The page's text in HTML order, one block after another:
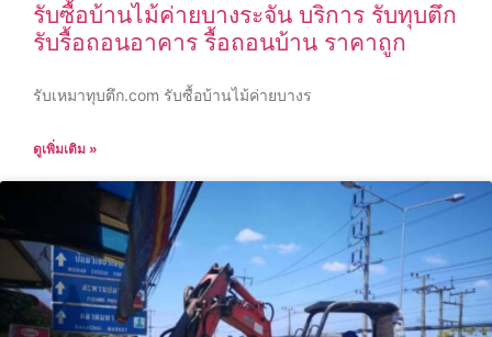
รับซื้อบ้านไม้ค่ายบางระจัน บริการ รับทุบตึก
รับรื้อถอนอาคาร รื้อถอนบ้าน ราคาถูก
รับเหมาทุบตึก.com รับซื้อบ้านไม้ค่ายบางร
ดูเพิ่มเติม »